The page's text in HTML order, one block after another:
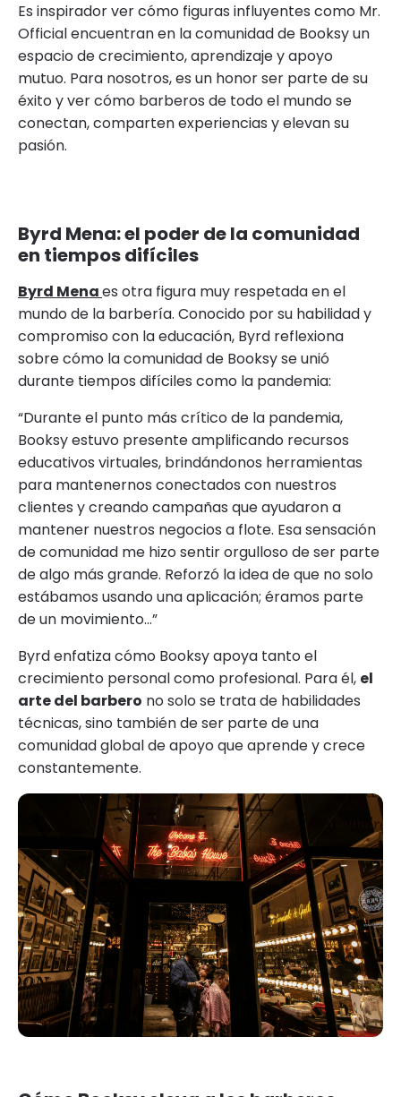
Es inspirador ver cómo figuras influyentes como Mr.
Official encuentran en la comunidad de Booksy un
espacio de crecimiento, aprendizaje y apoyo
mutuo. Para nosotros, es un honor ser parte de su
éxito y ver cómo barberos de todo el mundo se
conectan, comparten experiencias y elevan su
pasión.
Byrd Mena: el poder de la comunidad
en tiempos difíciles
Byrd Menaes otra figura muy respetada en el
mundo de la barbería. Conocido por su habilidad y
compromiso con la educación, Byrd reflexiona
sobre cómo la comunidad de Booksy se unió
durante tiempos difíciles como la pandemia:
“Durante el punto más crítico de la pandemia,
Booksy estuvo presente amplificando recursos
educativos virtuales, brindándonos herramientas
para mantenernos conectados con nuestros
clientes y creando campañas que ayudaron a
mantener nuestros negocios a flote. Esa sensación
de comunidad me hizo sentir orgulloso de ser parte
de algo más grande. Reforzó la idea de que no solo
estábamos usando una aplicación; éramos parte
de un movimiento...”
Byrd enfatiza cómo Booksy apoya tanto el
crecimiento personal como profesional. Para él, el
arte del barbero no solo se trata de habilidades
técnicas, sino también de ser parte de una
comunidad global de apoyo que aprende y crece
constantemente.